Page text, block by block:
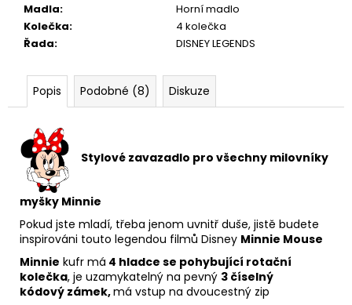
Madla:
Horní madlo
Kolečka:
4 kolečka
Řada: DISNEY LEGENDS
Popis Podobné (8) Diskuze
Stylové zavazadlo pro všechny milovníky
myšky Minnie
Pokud jste mladí, třeba jenom uvnitř duše, jistě budete
inspirováni touto legendou filmů Disney Minnie Mouse
Minnie kufr má 4 hladce se pohybující rotační
kolečka, je uzamykatelný na pevný 3 číselný
kódový zámek,má vstup na dvoucestný zip